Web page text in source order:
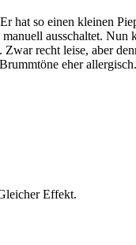
hat so einen kleinen
ausschaltet. Nun
recht leise, aber
eher allergisch.
Effekt.